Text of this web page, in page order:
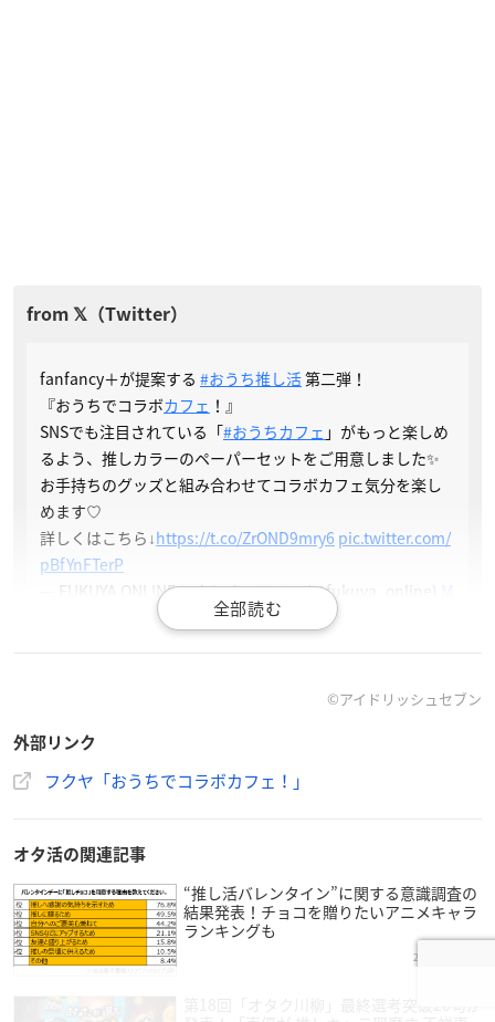
fanfancy＋が提案する #おうち推し活第二弾！
『おうちでコラボカフェ ！』
SNSでも注目されている「#おうちカフェ 」がもっと楽しめ
るよう、推しカラーのペーパーセットをご用意しました✨
お手持ちのグッズと組み合わせてコラボカフェ気分を楽し
めます♡
詳しくはこちら↓https://t.co/ZrOND9mry6 pic.twitter.com/
pBfYnFTerP
— FUKUYA ONLINE フクヤオンライン (@fukuya_online) M
©︎アイドリッシュセブン
外部リンク
フクヤ「おうちでコラボカフェ！」
オタ活の関連記事
“推し活バレンタイン”に関する意識調査の
結果発表！チョコを贈りたいアニメキャラ
ランキングも
2023年1月31日